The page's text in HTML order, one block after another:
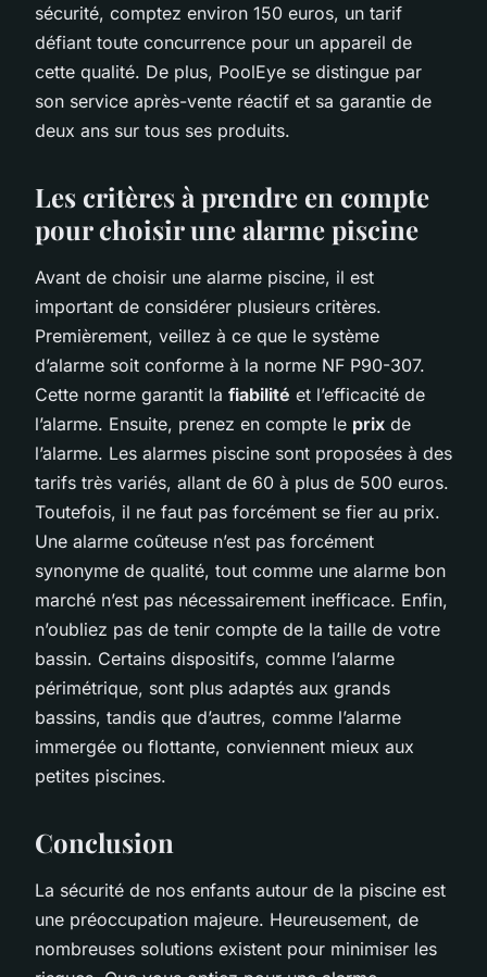
sécurité, comptez environ 150 euros, un tarif
défiant toute concurrence pour un appareil de
cette qualité. De plus, PoolEye se distingue par
son service après-vente réactif et sa garantie de
deux ans sur tous ses produits.
Les critères à prendre en compte
pour choisir une alarme piscine
Avant de choisir une alarme piscine, il est
important de considérer plusieurs critères.
Premièrement, veillez à ce que le système
d’alarme soit conforme à la norme NF P90-307.
Cette norme garantit la fiabilité et l’efficacité de
l’alarme. Ensuite, prenez en compte le prix de
l’alarme. Les alarmes piscine sont proposées à des
tarifs très variés, allant de 60 à plus de 500 euros.
Toutefois, il ne faut pas forcément se fier au prix.
Une alarme coûteuse n’est pas forcément
synonyme de qualité, tout comme une alarme bon
marché n’est pas nécessairement inefficace. Enfin,
n’oubliez pas de tenir compte de la taille de votre
bassin. Certains dispositifs, comme l’alarme
périmétrique, sont plus adaptés aux grands
bassins, tandis que d’autres, comme l’alarme
immergée ou flottante, conviennent mieux aux
petites piscines.
Conclusion
La sécurité de nos enfants autour de la piscine est
une préoccupation majeure. Heureusement, de
nombreuses solutions existent pour minimiser les